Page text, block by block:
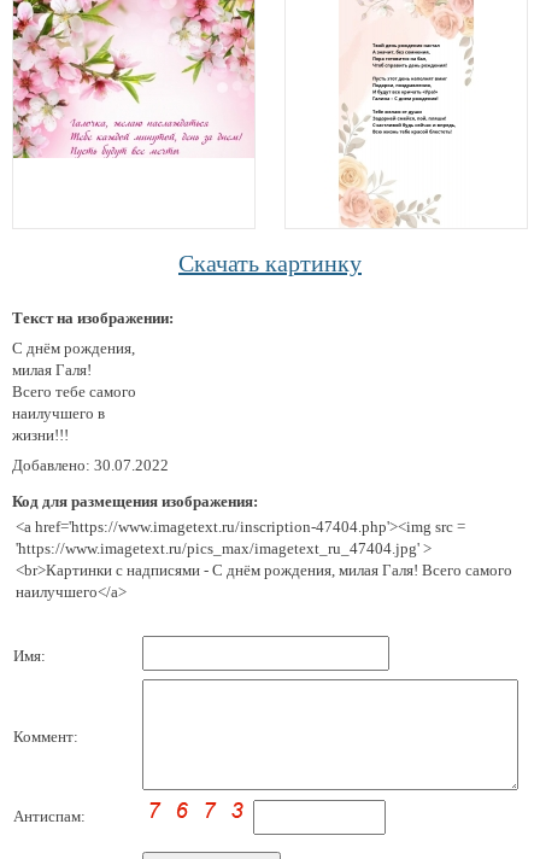
Скачать картинку
Текст на изображении:
С днём рождения,
милая Галя!
Всего тебе самого
наилучшего в
жизни!!!
Добавлено: 30.07.2022
Код для размещения изображения:
<a href='https://www.imagetext.ru/inscription-47404.php'><img src =
'https://www.imagetext.ru/pics_max/imagetext_ru_47404.jpg' >
<br>Картинки с надписями - С днём рождения, милая Галя! Всего самого
наилучшего</a>
Имя:
Коммент:
Антиспам: